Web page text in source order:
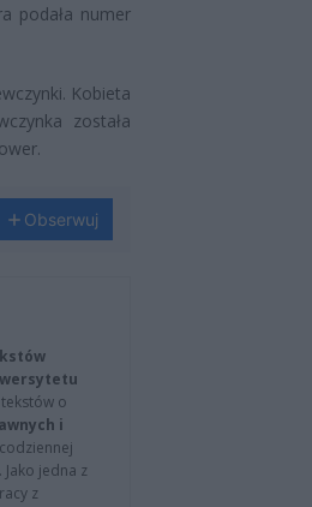
podała numer
Kobieta
została
Obserwuj
o
i
jedna z
z